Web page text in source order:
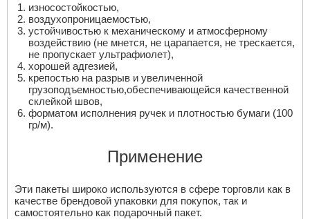
износостойкостью,
воздухопроницаемостью,
устойчивостью к механическому и атмосферному
воздействию (не мнется, не царапается, не трескается,
не пропускает ультрафиолет),
хорошей адгезией,
крепостью на разрыв и увеличенной
грузоподъемностью,обеспечивающейся качественной
склейкой швов,
форматом исполнения ручек и плотностью бумаги (100
гр/м).
Применение
Эти пакеты широко используются в сфере торговли как в
качестве брендовой упаковки для покупок, так и
самостоятельно как подарочный пакет.